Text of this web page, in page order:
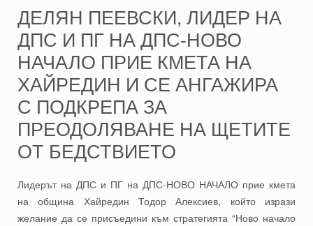
ДЕЛЯН ПЕЕВСКИ, ЛИДЕР НА
ДПС И ПГ НА ДПС-НОВО
НАЧАЛО ПРИЕ КМЕТА НА
ХАЙРЕДИН И СЕ АНГАЖИРА
С ПОДКРЕПА ЗА
ПРЕОДОЛЯВАНЕ НА ЩЕТИТЕ
ОТ БЕДСТВИЕТО
Лидерът на ДПС и ПГ на ДПС-НОВО НАЧАЛО прие кмета
на община Хайредин Тодор Алексиев, който изрази
желание да се присъедини към стратегията “Ново начало